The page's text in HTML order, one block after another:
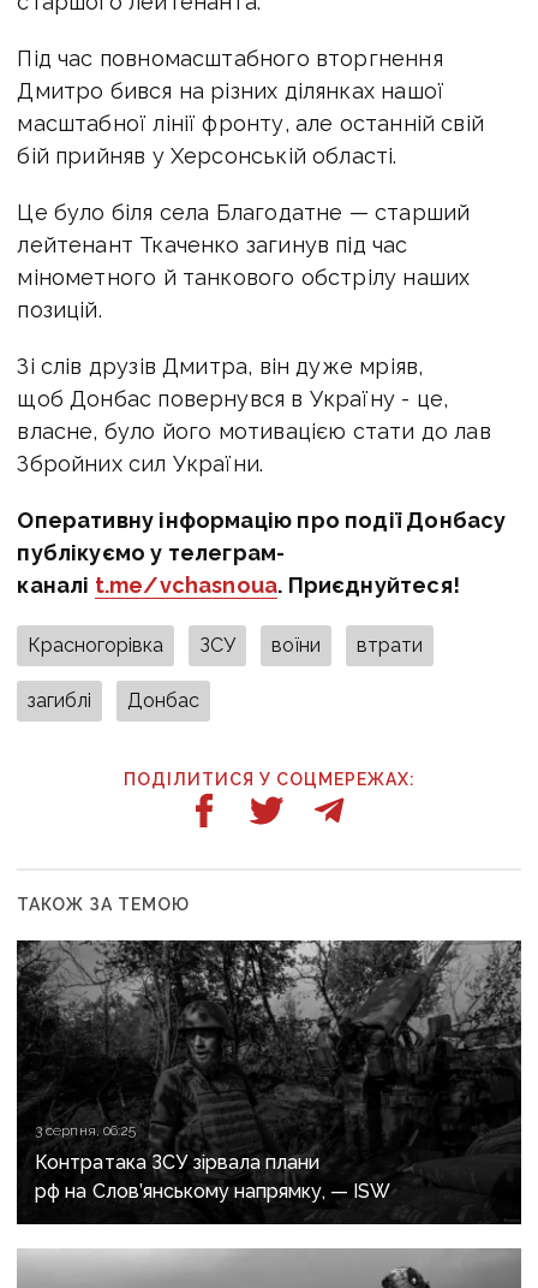
Під час повномасштабного вторгнення
Дмитро бився на різних ділянках нашої
масштабної лінії фронту, але останній свій
бій прийняв у Херсонській області.
Це було біля села Благодатне — старший
лейтенант Ткаченко загинув під час
мінометного й танкового обстрілу наших
позицій.
Зі слів друзів Дмитра, він дуже мріяв,
щоб Донбас повернувся в Україну - це,
власне, було його мотивацією стати до лав
Збройних сил України.
Оперативну інформацію про події Донбасу
публікуємо у телеграм-
каналі t.me/vchasnoua. Приєднуйтеся!
Красногорівка ЗСУ воїни втрати
загиблі Донбас
ПОДІЛИТИСЯ У СОЦМЕРЕЖАХ:
ТАКОЖ ЗА ТЕМОЮ
3 серпня, 06:25
Контратака ЗСУ зірвала плани
рф на Слов’янському напрямку, — ISW